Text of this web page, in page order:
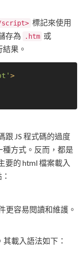
script> 標記來使用
存為
.htm 或
果。
>
跟 JS 程式碼的過度
方式。反而，都是
要的 html 檔案載入
更容易閱讀和維護。
載入語法如下：